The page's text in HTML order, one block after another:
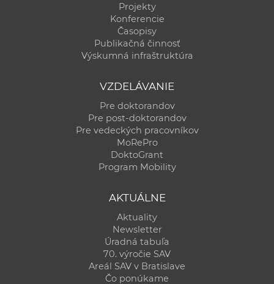
Projekty
Konferencie
Časopisy
Publikačná činnosť
Výskumná infraštruktúra
VZDELÁVANIE
Pre doktorandov
Pre post-doktorandov
Pre vedeckých pracovníkov
MoRePro
DoktoGrant
Program Mobility
AKTUÁLNE
Aktuality
Newsletter
Úradná tabuľa
70. výročie SAV
Areál SAV v Bratislave
Čo ponúkame